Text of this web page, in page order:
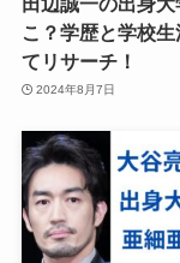
こ？学歴と学校
てリサーチ！
2024年8月7日